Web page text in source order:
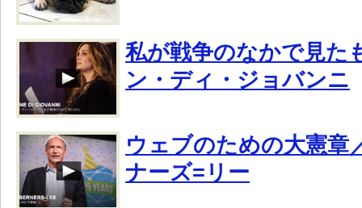
私が戦争のなかで見た
ン・ディ・ジョバンニ
ウェブのための大憲章
ナーズ=リー